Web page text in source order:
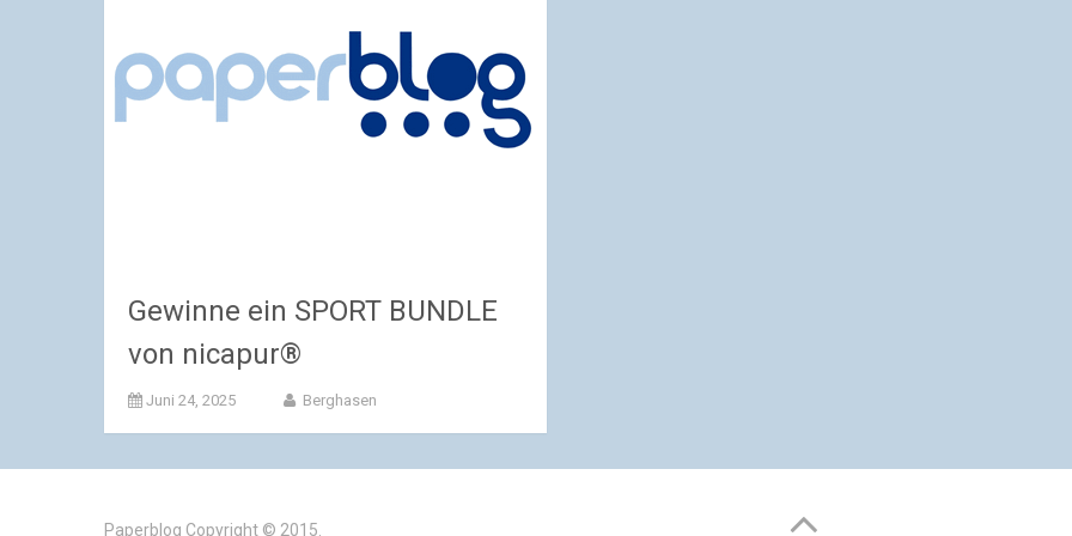
Gewinne ein SPORT BUNDLE
von nicapur®
Juni 24, 2025 Berghasen
Paperblog Copyright © 2015.